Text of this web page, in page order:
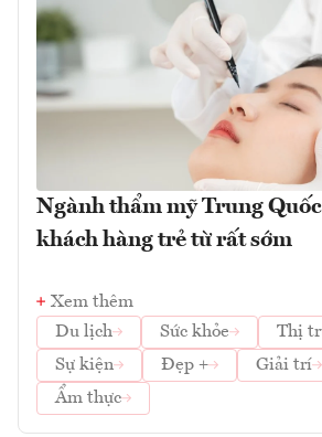
Ngành thẩm mỹ Trung
khách hàng trẻ từ rất sớm
Xem thêm
Du lịch
Sức khỏe
Thị
Sự kiện
Đẹp + Giải trí
Ẩm thực